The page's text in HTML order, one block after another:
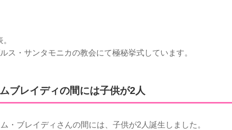
ス・サンタモニカの教会にて極秘挙式しています。
ブレイディの間には子供が2人
・ブレイディさんの間には、子供が2人誕生しました。